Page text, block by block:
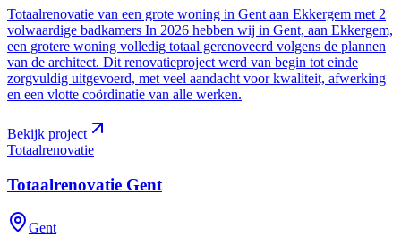
Totaalrenovatie van een grote woning in Gent aan Ekkergem met 2
volwaardige badkamers In 2026 hebben wij in Gent, aan Ekkergem,
een grotere woning volledig totaal gerenoveerd volgens de plannen
van de architect. Dit renovatieproject werd van begin tot einde
zorgvuldig uitgevoerd, met veel aandacht voor kwaliteit, afwerking
en een vlotte coördinatie van alle werken.
Bekijk project
Totaalrenovatie
Totaalrenovatie Gent
Gent